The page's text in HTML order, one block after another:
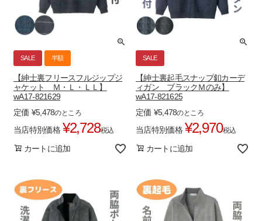
SALE 半額
【紳士裏フリースフルジップジ
ャケット Ｍ・Ｌ・ＬＬ】
wA17-821629
定価 ¥5,478のところ
当店特別価格 ¥2,728税込
カートに追加
SALE
【紳士裏起毛スナップ釦カーデ
ィガン ブラックＭのみ】
wA17-821625
定価 ¥5,478のところ
当店特別価格 ¥2,970税込
カートに追加